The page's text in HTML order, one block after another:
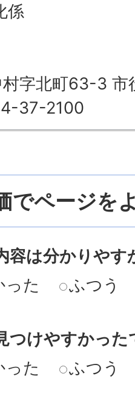
係
字北町63-3 市
37-2100
でページを
容は分かりやす
った
ふつう
つけやすかった
った
ふつう